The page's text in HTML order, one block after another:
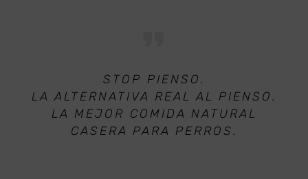
STOP PIENSO.
LA ALTERNATIVA REAL AL PIENSO.
LA MEJOR COMIDA NATURAL
CASERA PARA PERROS.